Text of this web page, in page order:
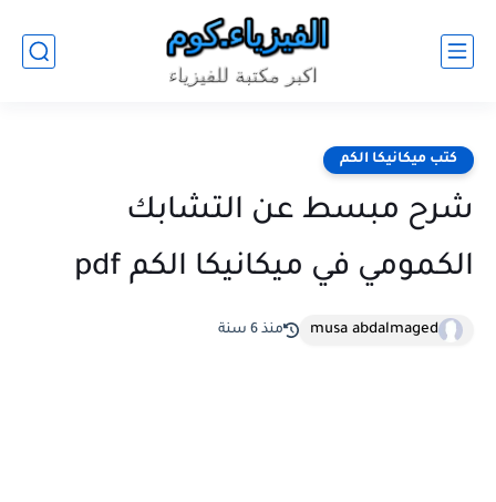
كتب ميكانيكا الكم
شرح مبسط عن التشابك
الكمومي في ميكانيكا الكم pdf
musa abdalmaged منذ 6 سنة